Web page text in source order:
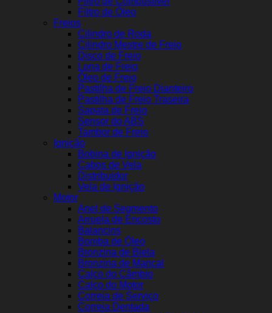
Filtro de Óleo
Freios
Cilindro de Roda
Cilindro Mestre de Freio
Disco de Freio
Lona de Freio
Óleo de Freio
Pastilha de Freio Dianteiro
Pastilha de Freio Traseira
Sapata de Freio
Sensor do ABS
Tambor de Freio
Ignição
Bobina de Ignição
Cabos de Vela
Distribuidor
Vela de Ignição
Motor
Anel de Segmento
Arruela de Encosto
Balancins
Bomba de Óleo
Bronzina de Biela
Bronzina de Mancal
Calço do Câmbio
Calço do Motor
Correia de Serviço
Correia Dentada